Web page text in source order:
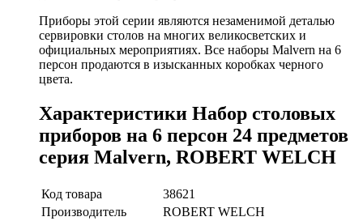
Приборы этой серии являются незаменимой деталью
сервировки столов на многих великосветских и
официальных мероприятиях. Все наборы Malvern на 6
персон продаются в изысканных коробках черного
цвета.
Характеристики Набор столовых
приборов на 6 персон 24 предметов
серия Malvern, ROBERT WELCH
Код товара
38621
Производитель
ROBERT WELCH